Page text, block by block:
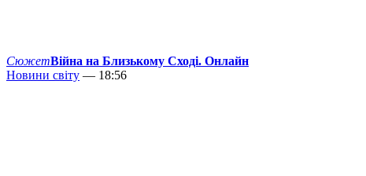
СюжетВійна на Близькому Сході. Онлайн
Новини світу — 18:56